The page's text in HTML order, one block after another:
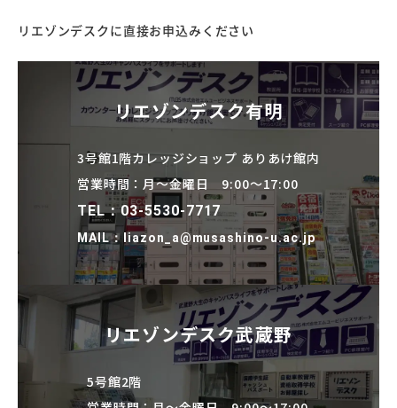
リエゾンデスクに直接お申込みください
リエゾンデスク有明
3号館1階カレッジショップ ありあけ館内
営業時間：月～金曜日 9:00～17:00
TEL：03-5530-7717
MAIL：liazon_a@musashino-u.ac.jp
リエゾンデスク武蔵野
5号館2階